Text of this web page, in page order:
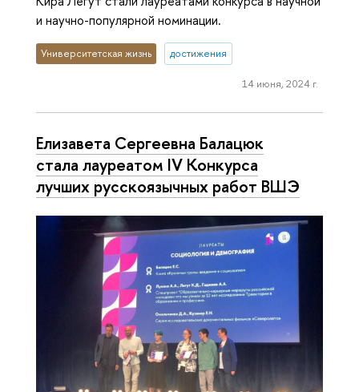
и научно-популярной номинации.
Университетская жизнь достижения
14 июня, 2024 г.
Елизавета Сергеевна Балацюк
стала лауреатом IV Конкурса
лучших русскоязычных работ ВШЭ